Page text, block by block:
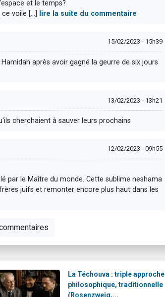
et le temps?
voile [...]
lire la suite du commentaire
15/02/2023 - 15h39
après avoir gagné la geurre de six jours
13/02/2023 - 13h21
cherchaient à sauver leurs prochains
12/02/2023 - 09h55
par le Maître du monde. Cette sublime neshama
juifs et remonter encore plus haut dans les
La Téchouva : triple approche
philosophique, traditionnelle
(Rosenzweig,...